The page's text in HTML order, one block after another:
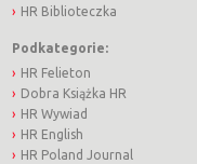
HR Biblioteczka
Podkategorie:
HR Felieton
Dobra Książka HR
HR Wywiad
HR English
HR Poland Journal